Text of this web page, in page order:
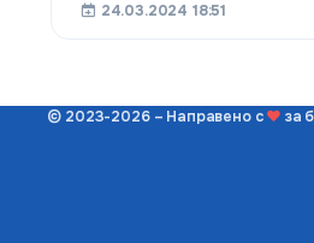
24.03.2024 18:51
© 2023-2026 – Направено с❤ за